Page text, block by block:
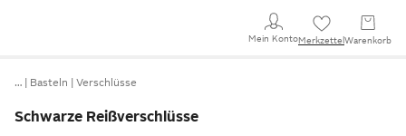
Mein KontoMerkzettel Warenkorb
… Basteln Verschlüsse
Schwarze Reißverschlüsse